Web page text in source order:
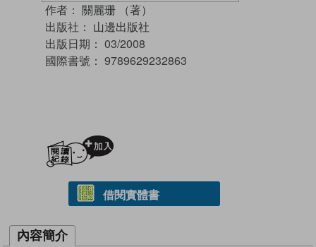
作者： 關麗珊 （著）
出版社： 山邊出版社
出版日期： 03/2008
國際書號： 9789629232863
借閱實體書
內容簡介